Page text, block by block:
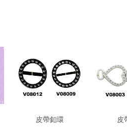
皮帶釦環 皮